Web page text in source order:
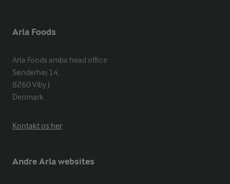
Arla Foods
Arla Foods amba head office
Sønderhøj 14,
8260 Viby J
Denmark
Kontakt os her
Andre Arla websites